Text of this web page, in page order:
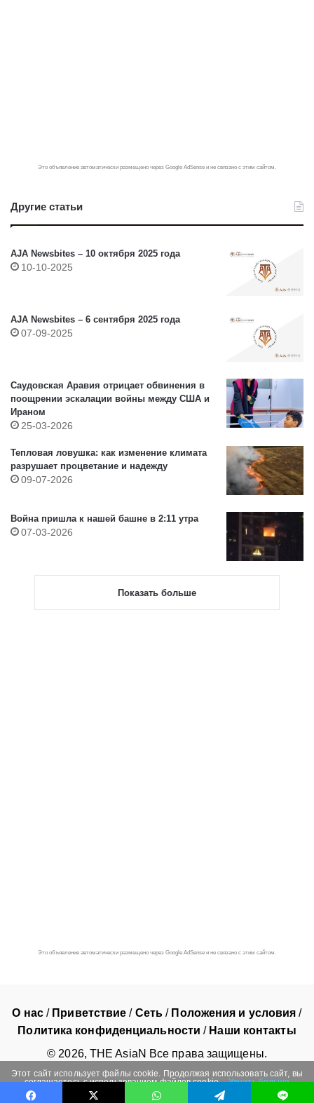
Это объявление автоматически размещено через Google AdSense и не связано с этим сайтом.
Другие статьи
AJA Newsbites – 10 октября 2025 года
10-10-2025
AJA Newsbites – 6 сентября 2025 года
07-09-2025
Саудовская Аравия отрицает обвинения в
поощрении эскалации войны между США и
Ираном
25-03-2026
Тепловая ловушка: как изменение климата
разрушает процветание и надежду
09-07-2026
Война пришла к нашей башне в 2:11 утра
07-03-2026
Показать больше
Это объявление автоматически размещено через Google AdSense и не связано с этим сайтом.
О нас/ Приветствие / Сеть / Положения и условия /
Политика конфиденциальности / Наши контакты
© 2026, THE AsiaN Все права защищены.
Этот сайт использует файлы cookie. Продолжая использовать сайт, вы
соглашаетесь с использованием файлов cookie. Узнать больше
ОК